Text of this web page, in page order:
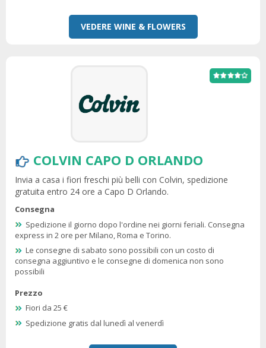
VEDERE WINE & FLOWERS
COLVIN CAPO D ORLANDO
Invia a casa i fiori freschi più belli con Colvin, spedizione
gratuita entro 24 ore a Capo D Orlando.
Consegna
Spedizione il giorno dopo l'ordine nei giorni feriali. Consegna
express in 2 ore per Milano, Roma e Torino.
Le consegne di sabato sono possibili con un costo di
consegna aggiuntivo e le consegne di domenica non sono
possibili
Prezzo
Fiori da 25 €
Spedizione gratis dal lunedì al venerdì